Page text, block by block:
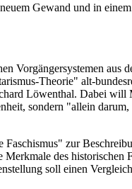
Gewand und in
Vorgängersystemen aus
Theorie" alt-
Löwenthal. Dabei will
sondern "allein
zur
des historischen
soll einen